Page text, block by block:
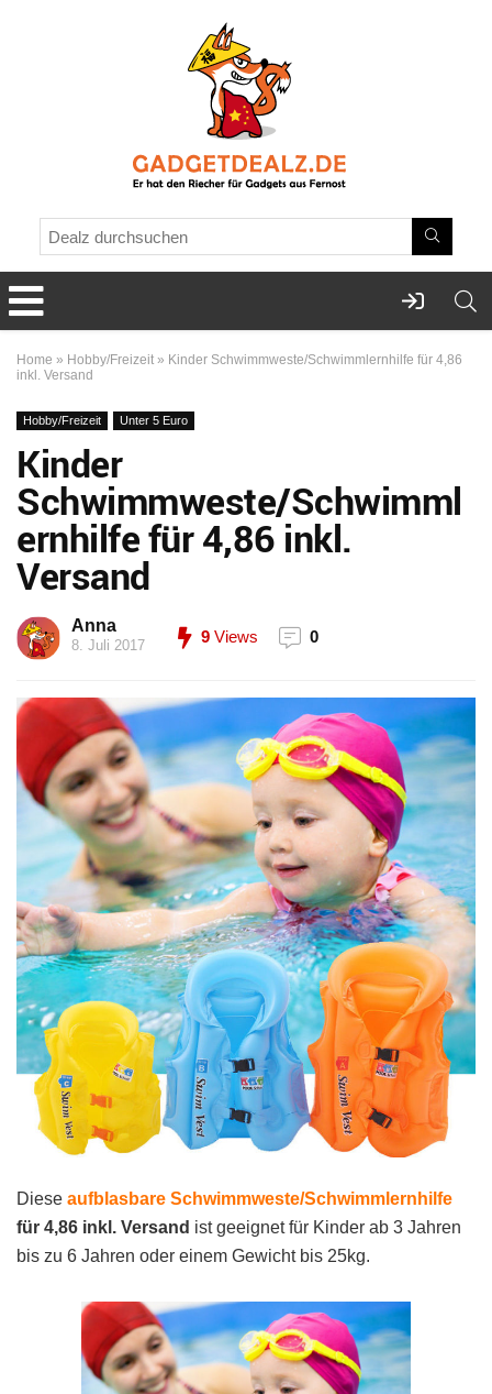
Home » Hobby/Freizeit » Kinder Schwimmweste/Schwimmlernhilfe für 4,86
inkl. Versand
Hobby/Freizeit Unter 5 Euro
Kinder
Schwimmweste/Schwimml
ernhilfe für 4,86 inkl.
Versand
Anna
8. Juli 2017 9 Views 0
Diese aufblasbare Schwimmweste/Schwimmlernhilfe
für 4,86 inkl. Versand ist geeignet für Kinder ab 3 Jahren
bis zu 6 Jahren oder einem Gewicht bis 25kg.